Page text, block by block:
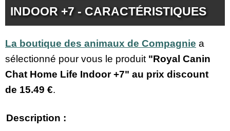
INDOOR +7 - CARACTÉRISTIQUES
La boutique des animaux de Compagnie a
sélectionné pour vous le produit "Royal Canin
Chat Home Life Indoor +7" au prix discount
de 15.49 €.
Description :